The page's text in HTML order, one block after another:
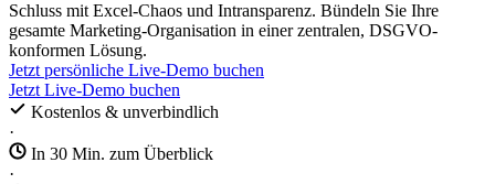
Schluss mit Excel-Chaos und Intransparenz. Bündeln Sie Ihre
gesamte Marketing-Organisation in einer zentralen, DSGVO-
konformen Lösung.
Jetzt persönliche Live-Demo buchen
Jetzt Live-Demo buchen
Kostenlos & unverbindlich
·
In 30 Min. zum Überblick
·